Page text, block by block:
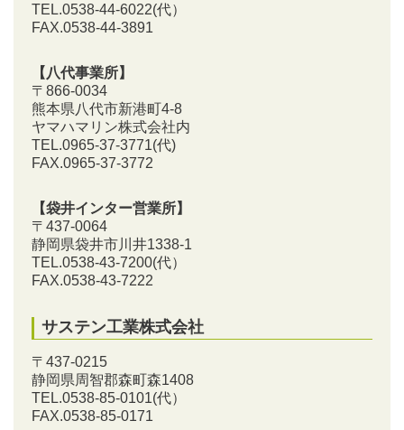
TEL.0538-44-6022(代）
FAX.0538-44-3891
【八代事業所】
〒866-0034
熊本県八代市新港町4-8
ヤマハマリン株式会社内
TEL.0965-37-3771(代)
FAX.0965-37-3772
【袋井インター営業所】
〒437-0064
静岡県袋井市川井1338-1
TEL.0538-43-7200(代）
FAX.0538-43-7222
サステン工業株式会社
〒437-0215
静岡県周智郡森町森1408
TEL.0538-85-0101(代）
FAX.0538-85-0171